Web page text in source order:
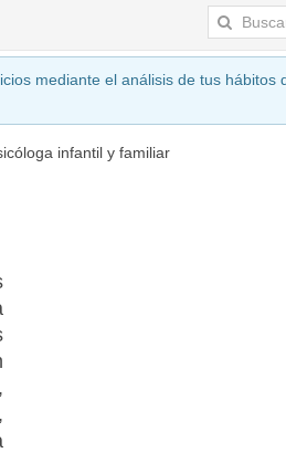
mediante el análisis de tus hábitos
infantil y familiar